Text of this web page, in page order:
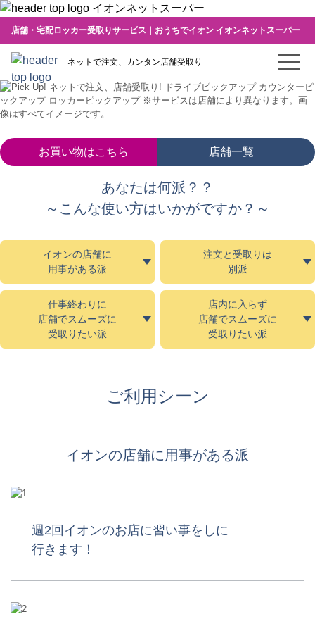
イオンネットスーパー
店舗・宅配ロッカー受取りサービス｜おうちでイオン イオンネットスーパー
ネットで注文、カンタン店舗受取り
お買い物はこちら 店舗一覧
あなたは何派？？
～こんな使い方はいかがですか？～
イオンの店舗に
用事がある派
注文と受取りは
別派
仕事終わりに
店舗でスムーズに
受取りたい派
店内に入らず
店舗でスムーズに
受取りたい派
ご利用シーン
イオンの店舗に用事がある派
週2回イオンのお店に習い事をしに
行きます！